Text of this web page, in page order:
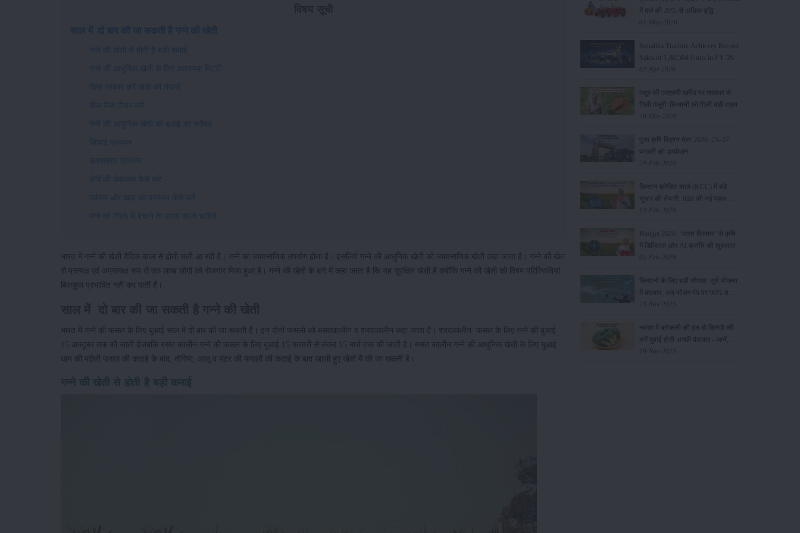
साल में दो बार की जा सकती है गन्ने की खेती
गन्ने की खेती से होती है बड़ी कमाई
गन्ने की आधुनिक खेती के लिए आवश्यक मिट्टी
किस प्रकार करें खेती की तैयारी
बीज कैसे तैयार करें
गन्ने की आधुनिक खेती की बुआई का तरीका
सिंचाई प्रबंधन
खरपतवार प्रबंधन
रोगों की रोकथाम कैसे करें
उर्वरक और खाद का प्रबंधन कैसे करें
गन्ने को गिरने से बचाने के उपाय करने चाहिये
भारत में गन्ने की खेती वैदिक काल से होती चली आ रही है। गन्ने का व्यावसायिक उपयोग होता है। इसलिये गन्ने की आधुनिक खेती को व्यावसायिक खेती कहा जाता है। गन्ने की खेत
से प्रत्यक्ष एवं अप्रत्यक्ष रूप से एक लाख लोगों को रोजगार मिला हुआ है। गन्ने की खेती के बारे में कहा जाता है कि यह सुरक्षित खेती है क्योंकि गन्ने की खेती को विषम परिस्थितियां
बिलकुल प्रभावित नहीं कर पातीं हैं।
भारत में गन्ने की फसल के लिए बुआई साल में दो बार की जा सकती है। इन दोनों फसलों को बसंतकालीन व शरदकालीन कहा जाता है। शरदकालीन फसल के लिए गन्ने की बुआई
15 अक्टूबर तक की जाती हैजबकि बसंत कालीन गन्ने की फसल के लिए बुआई 15 फरवरी से लेकर 15 मार्च तक की जाती है। बसंत कालीन गन्ने की आधुनिक खेती के लिए बुआई
धान की पछैती फसल की कटाई के बाद, तोरिया, आलू व मटर की फसलों की कटाई के बाद खाली हुए खेतों में की जा सकती है।
गन्ने की खेती से होती है बड़ी कमाई
में दर्ज की 20% से अधिक वृद्धि
01-May-2026
Sonalika Tractors Achieves Record
Sales of 1,80,504 Units in FY’26
02-Apr-2026
मसूर की एमएसपी खरीद पर सरकार से
मिली मंजूरी: किसानों को मिली बड़ी राहत
28-Mar-2026
पूसा कृषि विज्ञान मेला 2026: 25–27
फरवरी को आयोजन
24-Feb-2026
किसान क्रेडिट कार्ड (KCC) में बड़े
सुधार की तैयारी: RBI की नई पहल से
किसानों को मिलेगा फायदा
13-Feb-2026
Budget 2026: ‘भारत विस्तार’ से कृषि
में डिजिटल और AI क्रांति की शुरुआत
01-Feb-2026
किसानों के लिए बड़ी सौगात: सूर्य योजना
में बदलाव, अब सोलर पंप पर 90% तक
सब्सिडी!
23-Nov-2025
नवंबर में ब्रोकली की इन दो किस्मो की
करें बुवाई होगी अच्छी पैदावार - जानें, पूरी
जानकारी
18-Nov-2025